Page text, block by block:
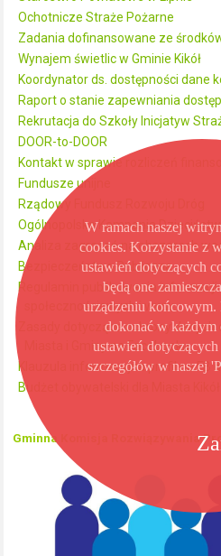
Ochotnicze Straże Pożarne
Zadania dofinansowane ze środków
Wynajem świetlic w Gminie Kikół
Koordynator ds. dostępności dane
Raport o stanie zapewniania
Rekrutacja do Szkoły Inicjatyw
DOOR-to-DOOR
Kontakt w sprawie rozliczeń
Fundusze unijne
Rządowy Fundusz Rozwoju Dróg
Ogólnopolska Kampania
Analiza zagrożeń na obszarach
Bezpieczeństwo Publiczne
Regulamin publikowania
społecznościowych i www
Zasady dotyczące ochrony danych
Miasta i Gminy na Facebooku
Klauzula informacyjna profil na FB
Budżet obywatelski dla Miasta Kikół
Gminna Komisja Rozwiązywania
W ramach naszej
cookies. Korzystanie z
ustawień dotyczących
będą one
urządzeniu końcowym.
dokonać w każdym
ustawień
szczegółów w naszej